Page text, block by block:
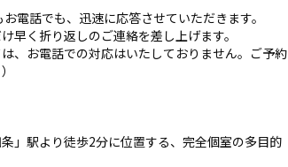
電話でも、迅速に応答させていただきます。
早く折り返しのご連絡を差し上げます。
、お電話での対応はいたしておりません。ご予約
」駅より徒歩2分に位置する、完全個室の多目的